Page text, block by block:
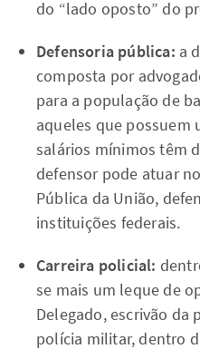
do “lado oposto” do
Defensoria pública: a
composta por
para a população de
aqueles que possuem
salários mínimos têm
defensor pode atuar
Pública da União,
instituições federais.
Carreira policial:
se mais um leque de
Delegado, escrivão da
polícia militar, dentro